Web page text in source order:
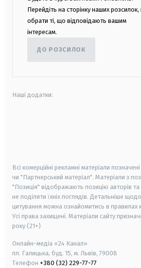
Перейдіть на сторінку наших
обрати ті, що відповідають вашим
інтересам.
ДО РОЗСИЛОК
Наші додатки:
Всі комерційні рекламні матеріали
чи "Партнерський матеріал". Матеріали з
"Позиція" відображають позицію авторів
не поділяти їхніх поглядів. Детальніше
цитування можна ознайомитись в правилах
Усі права захищені. Матеріали сайту
року (21+)
Онлайн-медіа «24 Канал»
пл. Галицька, буд. 15, м. Львів, 79008
Телефон +380 (32) 229-77-77